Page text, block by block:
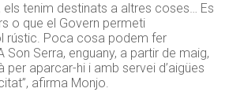
els tenim destinats a altres coses… Es
o que el Govern permeti
rústic. Poca cosa podem fer
Son Serra, enguany, a partir de maig,
per aparcar-hi i amb servei d’aigües
afirma Monjo.